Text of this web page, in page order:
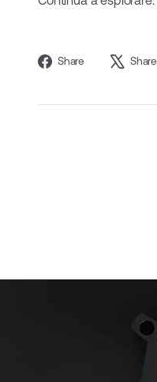
Share
Condividi
Share